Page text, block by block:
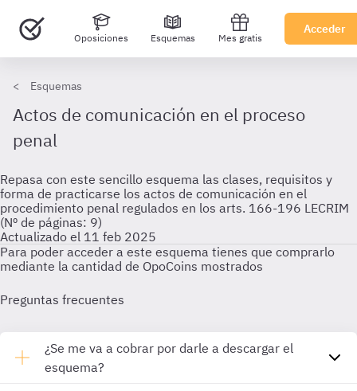
Oposiciones Esquemas Mes gratis
Acceder
Esquemas
Actos de comunicación en el proceso
penal
Repasa con este sencillo esquema las clases, requisitos y
forma de practicarse los actos de comunicación en el
procedimiento penal regulados en los arts. 166-196 LECRIM
(Nº de páginas: 9)
Actualizado el 11 feb 2025
Para poder acceder a este esquema tienes que comprarlo
mediante la cantidad de OpoCoins mostrados
Preguntas frecuentes
¿Se me va a cobrar por darle a descargar el
esquema?